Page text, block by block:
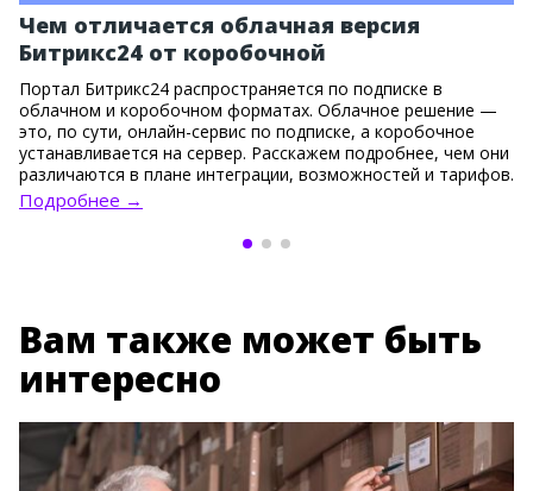
Чем отличается облачная версия
Битрикс24 от коробочной
Портал Битрикс24 распространяется по подписке в
облачном и коробочном форматах. Облачное решение —
это, по сути, онлайн-сервис по подписке, а коробочное
устанавливается на сервер. Расскажем подробнее, чем они
различаются в плане интеграции, возможностей и тарифов.
Подробнее →
Вам также может быть
интересно